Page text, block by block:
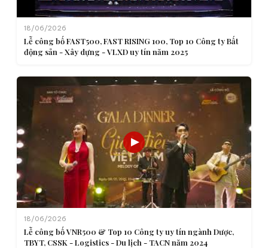
18/06/2026
Lễ công bố FAST500, FAST RISING 100, Top 10 Công ty Bất
động sản - Xây dựng - VLXD uy tín năm 2025
18/06/2026
Lễ công bố VNR500 & Top 10 Công ty uy tín ngành Dược,
TBYT, CSSK - Logistics - Du lịch - TACN năm 2024